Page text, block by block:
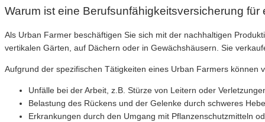
Warum ist eine Berufsunfähigkeitsversicherung
Als Urban Farmer beschäftigen Sie sich mit der nachhaltigen
vertikalen Gärten, auf Dächern oder in Gewächshäusern. Sie
Aufgrund der spezifischen Tätigkeiten eines Urban Farmers
Unfälle bei der Arbeit, z.B. Stürze von Leitern oder
Belastung des Rückens und der Gelenke durch schweres
Erkrankungen durch den Umgang mit Pflanzenschutzmitteln